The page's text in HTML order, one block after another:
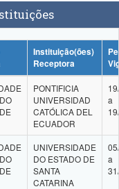
Instituição(ões)
Receptora
PONTIFICIA
UNIVERSIDAD
CATÓLICA DEL
ECUADOR
a
UNIVERSIDADE
DO ESTADO DE
SANTA
CATARINA
a